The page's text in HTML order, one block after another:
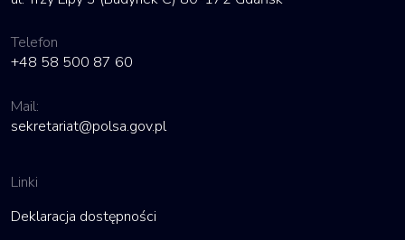
Telefon
+48 58 500 87 60
Mail:
sekretariat@polsa.gov.pl
Linki
Deklaracja dostępności